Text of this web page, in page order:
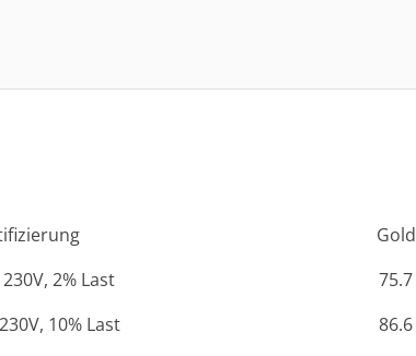
Gold
2% Last
75.7
10% Last
86.6